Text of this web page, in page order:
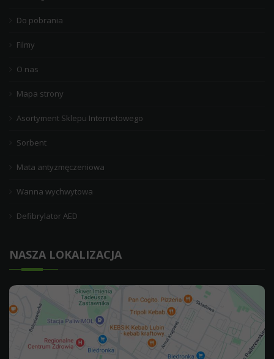
Do pobrania
Filmy
O nas
Mapa strony
Asortyment Sklepu Internetowego
Sorbent
Mata antyzmęczeniowa
Wanna wychwytowa
Defibrylator AED
NASZA LOKALIZACJA